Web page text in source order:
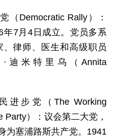
（Democratic Rally）：
年7月4日成立。党员多系
律师、医生和高级职员
迪米特里乌（Annita
进步党（The Working
Party）：议会第二大党，
为塞浦路斯共产党。1941